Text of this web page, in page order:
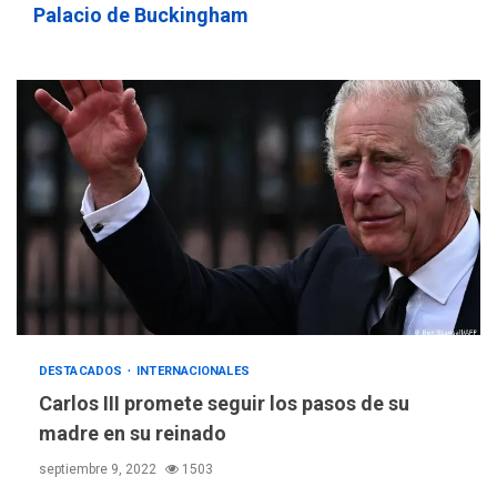
Palacio de Buckingham
DESTACADOS INTERNACIONALES
Carlos III promete seguir los pasos de su
madre en su reinado
septiembre 9, 2022 1503
3
POLÍTICA
TITULARES
diálogo en Venezuela
POLÍTICA
Gobierno y AN2015 en